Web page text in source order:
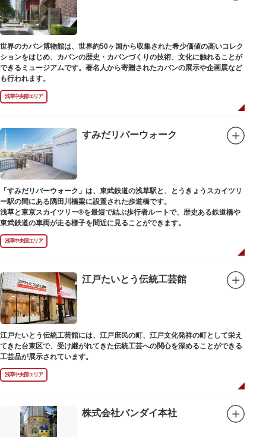
世界のカバン博物館は、世界約50ヶ国から収集された希少価値の高いコレク
ションをはじめ、カバンの歴史・カバンづくりの技術、文化に触れることが
できるミュージアムです。著名人から寄贈されたカバンの展示や企画展など
も行われます。
浅草中央部エリア
すみだリバーウォーク
「すみだリバーウォーク」は、東武鉄道の浅草駅と、とうきょうスカイツリ
ー駅の間にある隅田川橋梁に設置された歩道橋です。
浅草と東京スカイツリー®を最短で結ぶ歩行者ルートで、歴史ある鉄道橋や
東武鉄道の車両が走る様子を間近に見ることができます。
浅草中央部エリア
江戸たいとう伝統工芸館
江戸たいとう伝統工芸館には、江戸庶民の町、江戸文化発祥の町として栄え
てきた台東区で、受け継がれてきた伝統工芸への関心を深めることができる
工芸品が展示されています。
浅草中央部エリア
株式会社バンダイ本社